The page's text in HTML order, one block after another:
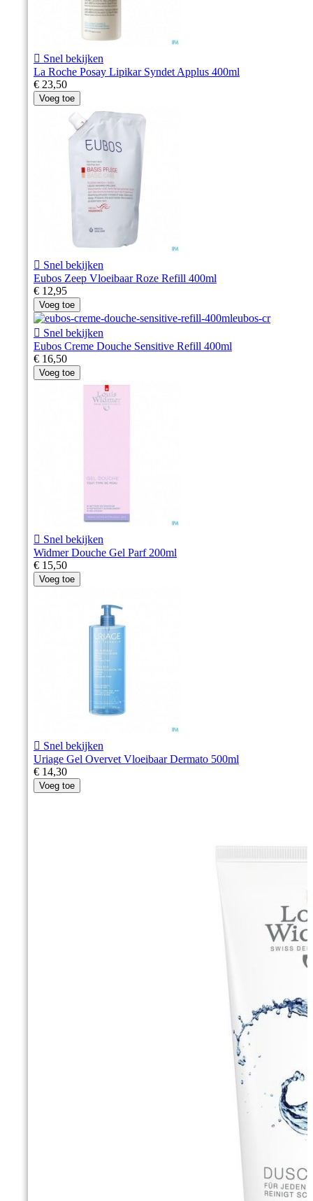
 Snel bekijken
La Roche Posay Lipikar Syndet Applus 400ml
€ 23,50
Voeg toe
 Snel bekijken
Eubos Zeep Vloeibaar Roze Refill 400ml
€ 12,95
Voeg toe
 Snel bekijken
Eubos Creme Douche Sensitive Refill 400ml
€ 16,50
Voeg toe
 Snel bekijken
Widmer Douche Gel Parf 200ml
€ 15,50
Voeg toe
 Snel bekijken
Uriage Gel Overvet Vloeibaar Dermato 500ml
€ 14,30
Voeg toe